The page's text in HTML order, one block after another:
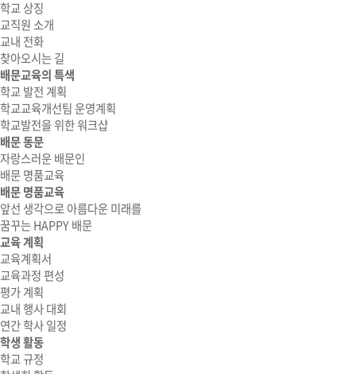
학교 상징
교직원 소개
교내 전화
찾아오시는 길
배문교육의 특색
학교 발전 계획
학교교육개선팀 운영계획
학교발전을 위한 워크샵
배문 동문
자랑스러운 배문인
배문 명품교육
배문 명품교육
앞선 생각으로 아름다운 미래를
꿈꾸는 HAPPY 배문
교육 계획
교육계획서
교육과정 편성
평가 계획
교내 행사 대회
연간 학사 일정
학생 활동
학교 규정